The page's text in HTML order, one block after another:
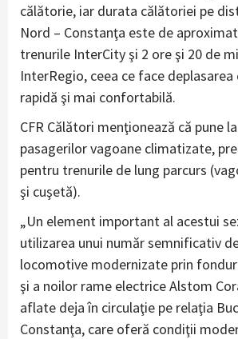
călătorie, iar durata călătoriei pe
Nord – Constanţa este de
trenurile InterCity şi 2 ore şi 20 de
InterRegio, ceea ce face
rapidă şi mai confortabilă.
CFR Călători menţionează că pune
pasagerilor vagoane climatizate,
pentru trenurile de lung parcurs
şi cuşetă).
„Un element important al acestui
utilizarea unui număr semnificativ
locomotive modernizate prin
şi a noilor rame electrice Alstom
aflate deja în circulaţie pe relaţia
Constanţa, care oferă condiţii